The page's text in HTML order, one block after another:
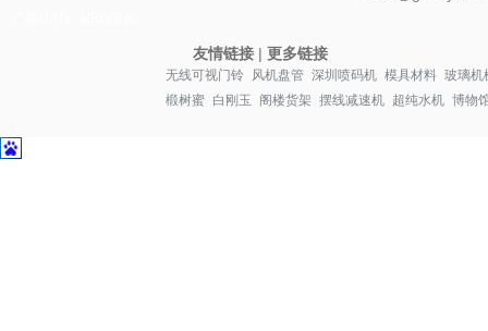
友情链接| 更多链接
无线可视门铃 风机盘管 深圳喷码机 模具材料 玻璃机
椴树蜜 白刚玉 阁楼货架 摆线减速机 超纯水机 博物